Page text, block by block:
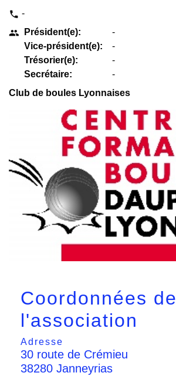
phone -
people
Président(e):
Vice-président(e):
Trésorier(e):
Secrétaire:
-
-
-
-
Club de boules Lyonnaises
Coordonnées de
l'association
Adresse
30 route de Crémieu
38280 Janneyrias